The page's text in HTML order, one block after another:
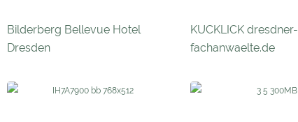
Bilderberg Bellevue Hotel
Dresden
KUCKLICK dresdner-
fachanwaelte.de